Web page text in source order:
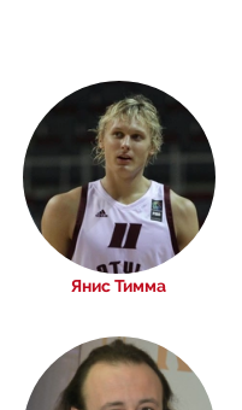
своим
Янис Тимма